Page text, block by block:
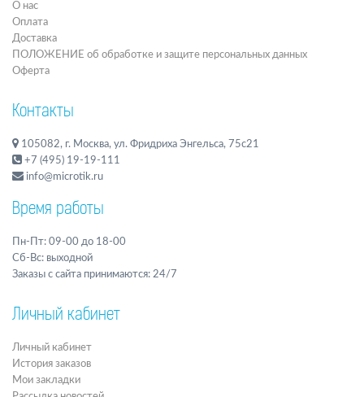
О нас
Оплата
Доставка
ПОЛОЖЕНИЕ об обработке и защите персональных данных
Оферта
Контакты
105082, г. Москва, ул. Фридриха Энгельса, 75с21
+7 (495) 19-19-111
info@microtik.ru
Время работы
Пн-Пт: 09-00 до 18-00
Сб-Вс: выходной
Заказы с сайта принимаются: 24/7
Личный кабинет
Личный кабинет
История заказов
Мои закладки